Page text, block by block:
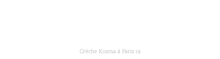
Crèche Kosma à Paris 19